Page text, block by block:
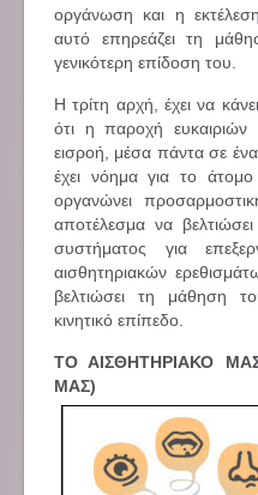
οργάνωση και η
αυτό επηρεάζει τη
γενικότερη επίδοση του.
Η τρίτη αρχή, έχει να
ότι η παροχή ευκαιριών
εισροή, μέσα πάντα σε
έχει νόημα για το
οργανώνει
αποτέλεσμα να
συστήματος για
αισθητηριακών
βελτιώσει τη μάθηση
κινητικό επίπεδο.
ΤΟ ΑΙΣΘΗΤΗΡΙΑΚΟ
ΜΑΣ)